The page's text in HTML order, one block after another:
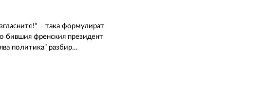
– така формулират
бившия френския президент
политика“ разбир...